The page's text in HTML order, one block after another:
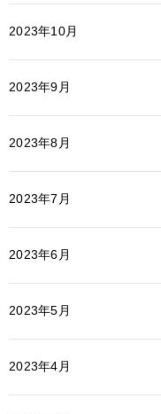
2023年10月
2023年9月
2023年8月
2023年7月
2023年6月
2023年5月
2023年4月